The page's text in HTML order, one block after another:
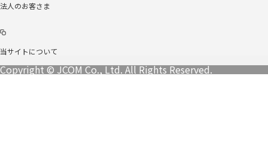
法人のお客さま
当サイトについて
Copyright © JCOM Co., Ltd. All Rights Reserved.